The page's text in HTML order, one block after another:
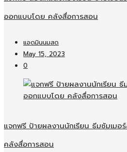
ออกแบบโดย คลังสื่อการสอน
แอดมินนมสด
May 15, 2023
0
แจกฟรี ป้ายผลงานนักเรียน ธีมซัมเม
คลังสื่อการสอน